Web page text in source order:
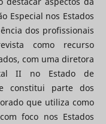
Especial nos Estados
dos profissionais
como recurso
com uma diretora
II no Estado de
constitui parte dos
que utiliza como
foco nos Estados